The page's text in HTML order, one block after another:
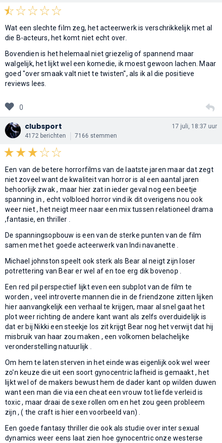
Wat een slechte film zeg, het acteerwerk is verschrikkelijk met al
die B-acteurs, het komt niet echt over.
Bovendien is het helemaal niet griezelig of spannend maar
walgelijk, het lijkt wel een komedie, ik moest gewoon lachen. Maar
goed "over smaak valt niet te twisten", als ik al die positieve
reviews lees.
0
clubsport
4172 berichten 7166 stemmen
17 juli, 18:37 uur
Een van de betere horrorfilms van de laatste jaren maar dat zegt
niet zoveel want de kwaliteit van horror is al een aantal jaren
behoorlijk zwak , maar hier zat in ieder geval nog een beetje
spanning in , echt volbloed horror vind ik dit overigens nou ook
weer niet , het neigt meer naar een mix tussen relationeel drama
,fantasie, en thriller .
De spanningsopbouw is een van de sterke punten van de film
samen met het goede acteerwerk van Indi navanette .
Michael johnston speelt ook sterk als Bear al neigt zijn loser
potrettering van Bear er wel af en toe erg dik bovenop .
Een red pil perspectief lijkt even een subplot van de film te
worden , veel introverte mannen die in de friendzone zitten lijken
hier aanvangkelijk een verhaal te krijgen, maar al snel gaat het
plot weer richting de andere kant want als zelfs overduidelijk is
dat er bij Nikki een steekje los zit krijgt Bear nog het verwijt dat hij
misbruik van haar zou maken , een volkomen belachelijke
veronderstelling natuurlijk .
Om hem te laten sterven in het einde was eigenlijk ook wel weer
zo'n keuze die uit een soort gynocentric lafheid is gemaakt , het
lijkt wel of de makers bewust hem de dader kant op wilden duwen
want een man die via een cheat een vrouw tot liefde verleid is
toxic , maar draai de sexe rollen om en het zou geen probleem
zijn , ( the craft is hier een voorbeeld van) .
Een goede fantasy thriller die ook als studie over inter sexual
dynamics weer eens laat zien hoe gynocentric onze westerse